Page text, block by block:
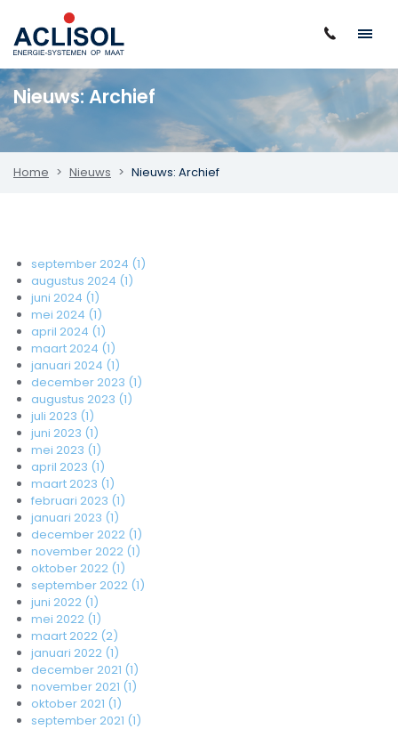
Nieuws: Archief
Home Nieuws Nieuws: Archief
september 2024 (1)
augustus 2024 (1)
juni 2024 (1)
mei 2024 (1)
april 2024 (1)
maart 2024 (1)
januari 2024 (1)
december 2023 (1)
augustus 2023 (1)
juli 2023 (1)
juni 2023 (1)
mei 2023 (1)
april 2023 (1)
maart 2023 (1)
februari 2023 (1)
januari 2023 (1)
december 2022 (1)
november 2022 (1)
oktober 2022 (1)
september 2022 (1)
juni 2022 (1)
mei 2022 (1)
maart 2022 (2)
januari 2022 (1)
december 2021 (1)
november 2021 (1)
oktober 2021 (1)
september 2021 (1)